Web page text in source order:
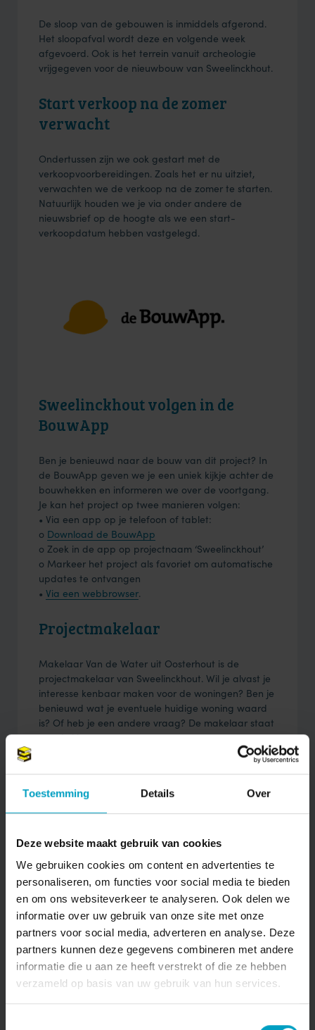
Toestemming Details Over
Deze website maakt gebruik van cookies
We gebruiken cookies om content en advertenties te
personaliseren, om functies voor social media te bieden
en om ons websiteverkeer te analyseren. Ook delen we
informatie over uw gebruik van onze site met onze
partners voor social media, adverteren en analyse. Deze
partners kunnen deze gegevens combineren met andere
informatie die u aan ze heeft verstrekt of die ze hebben
verzameld op basis van uw gebruik van hun services.
De sloop van de gebouwen is inmiddels afgerond.
Het sloopafval wordt deze en volgende week
afgevoerd. Ook is het terrein vanuit archeologie
vrijgegeven voor de nieuwbouw van Sweelinckhout.
Start verkoop na de zomer
verwacht
Ondertussen zijn we ook gestart met de
verkoopvoorbereidingen. Zoals het er nu uitziet,
verwachten we de verkoop na de zomer te starten.
Natuurlijk houden we je via onder andere de
nieuwsbrief op de hoogte als we een start-
verkoopdatum hebben vastgelegd.
Sweelinckhout volgen in de
BouwApp
Ben je benieuwd naar de bouw van dit project? In
de BouwApp geven we je een uniek kijkje achter de
bouwhekken en informeren we over de voortgang.
Je kan het project op twee manieren volgen:
• Via een app op je telefoon of tablet:
o Download de BouwApp
o Zoek in de app op projectnaam ‘Sweelinckhout’
o Markeer het project als favoriet om automatische
updates te ontvangen
• Via een webbrowser.
Projectmakelaar
Makelaar Van de Water uit Oosterhout is de
projectmakelaar van Sweelinckhout. Wil je alvast je
interesse kenbaar maken voor de woningen? Ben je
benieuwd wat je eventuele huidige woning waard
is? Of heb je een andere vraag? De makelaar staat
voor je klaar.
Keiweg 24 4901 JA Oosterhout
makelaardij@vandewatergroep.nl
(0162) 447 447